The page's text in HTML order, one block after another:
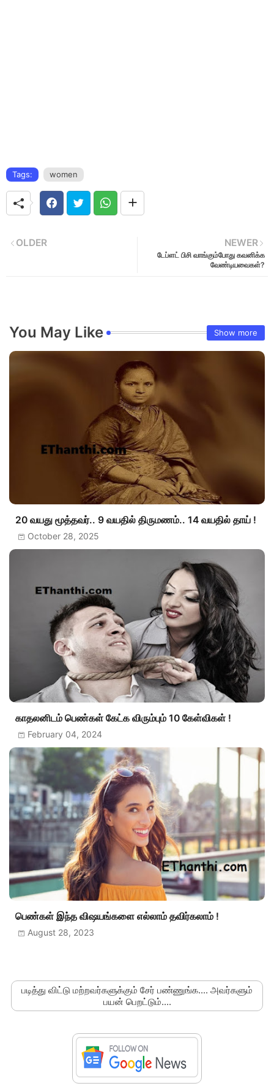
Tags: women
NEWER
டேப்ளட் பிசி வாங்கும்போது கவனிக்க
வேண்டியவைகள்?
OLDER
You May Like Show more
20 வயது மூத்தவர்.. 9 வயதில் திருமணம்.. 14 வயதில் தாய் !
October 28, 2025
காதலனிடம் பெண்கள் கேட்க விரும்பும் 10 கேள்விகள் !
February 04, 2024
பெண்கள் இந்த விஷயங்களை எல்லாம் தவிர்கலாம் !
August 28, 2023
படித்து விட்டு மற்றவர்களுக்கும் சேர் பண்ணுங்க.... அவர்களும்
பயன் பெறட்டும்....